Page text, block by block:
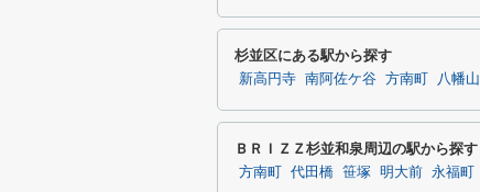
杉並区にある駅から探す
新高円寺 南阿佐ケ谷 方南町 八幡山
ＢＲＩＺＺ杉並和泉周辺の駅から探す
方南町 代田橋 笹塚 明大前 永福町